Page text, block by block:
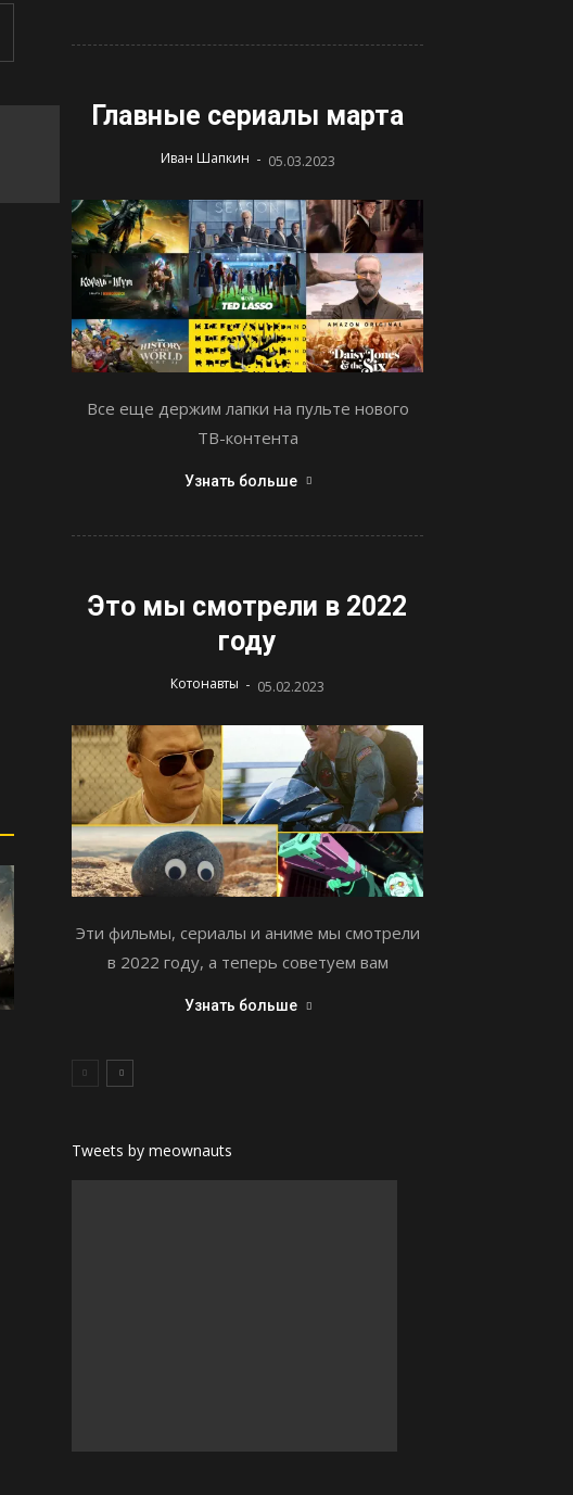
Главные сериалы марта
Иван Шапкин - 05.03.2023
Все еще держим лапки на пульте нового
ТВ-контента
Узнать больше
Это мы смотрели в 2022
году
Котонавты - 05.02.2023
Эти фильмы, сериалы и аниме мы смотрели
в 2022 году, а теперь советуем вам
Узнать больше
Tweets by meownauts